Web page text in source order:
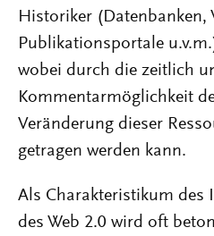
Historiker (Datenbanken,
Publikationsportale
wobei durch die zeitlich
Kommentarmöglichkeit
Veränderung dieser
getragen werden kann.
Als Charakteristikum des
des Web 2.0 wird oft